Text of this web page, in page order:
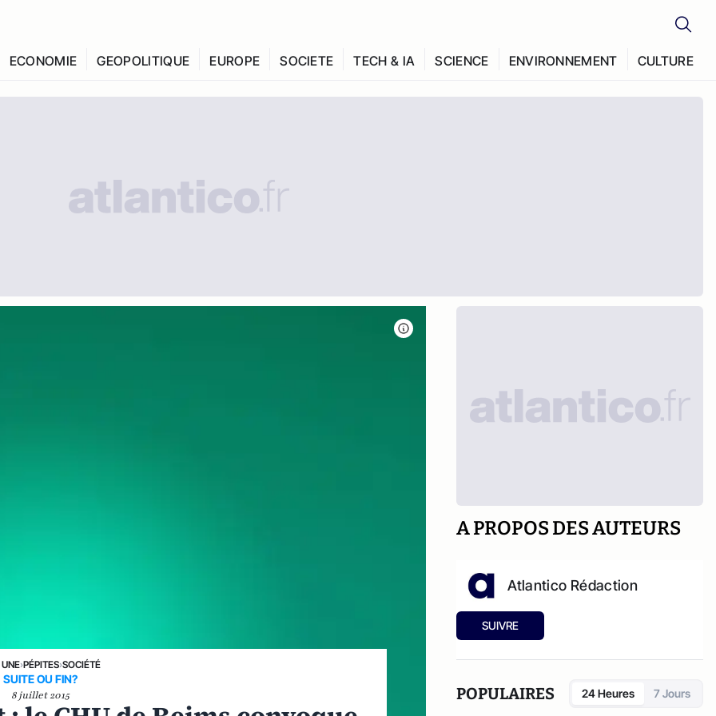
ECONOMIE GEOPOLITIQUE EUROPE SOCIETE TECH & IA SCIENCE ENVIRONNEMENT CULTURE
›PÉPITES›SOCIÉTÉ
SUITE OU FIN?
8 juillet 2015
A PROPOS DES AUTEURS
Atlantico Rédaction
SUIVRE
POPULAIRES 24 Heures 7 Jours